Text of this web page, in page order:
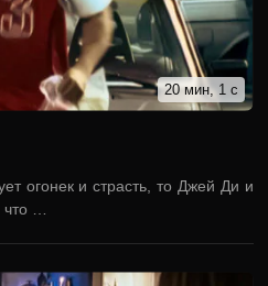
20 мин, 1 с
огонек и страсть, то Джей Ди и
…